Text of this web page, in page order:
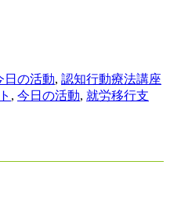
日の活動, 認知行動療法講座
, 今日の活動, 就労移行支